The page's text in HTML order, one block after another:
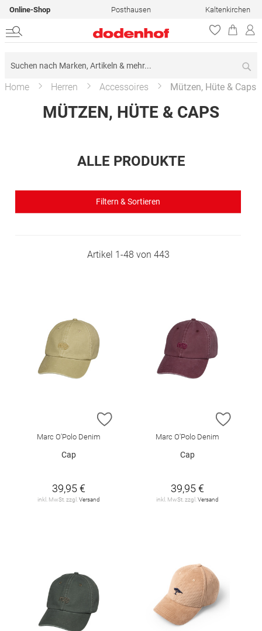
Online-Shop Posthausen Kaltenkirchen
Home Herren Accessoires Mützen, Hüte & Caps
MÜTZEN, HÜTE & CAPS
ALLE PRODUKTE
Filtern & Sortieren
Artikel 1-48 von 443
ZUR WUNSCHLISTE HINZUFÜGEN
Marc O'Polo Denim
Cap
39,95 €
inkl. MwSt. zzgl. Versand
ZUR
Marc O'Polo Denim
Cap
39,95 €
inkl. MwSt. zzgl. Versand